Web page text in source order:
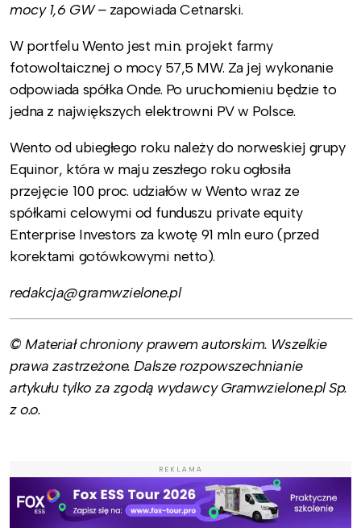
mocy 1,6 GW – zapowiada Cetnarski.
W portfelu Wento jest m.in. projekt farmy
fotowoltaicznej o mocy 57,5 MW. Za jej wykonanie
odpowiada spółka Onde. Po uruchomieniu będzie to
jedna z największych elektrowni PV w Polsce.
Wento od ubiegłego roku należy do norweskiej grupy
Equinor, która w maju zeszłego roku ogłosiła
przejęcie 100 proc. udziałów w Wento wraz ze
spółkami celowymi od funduszu private equity
Enterprise Investors za kwotę 91 mln euro (przed
korektami gotówkowymi netto).
redakcja@gramwzielone.pl
© Materiał chroniony prawem autorskim. Wszelkie
prawa zastrzeżone. Dalsze rozpowszechnianie
artykułu tylko za zgodą wydawcy Gramwzielone.pl Sp.
z o.o.
REKLAMA